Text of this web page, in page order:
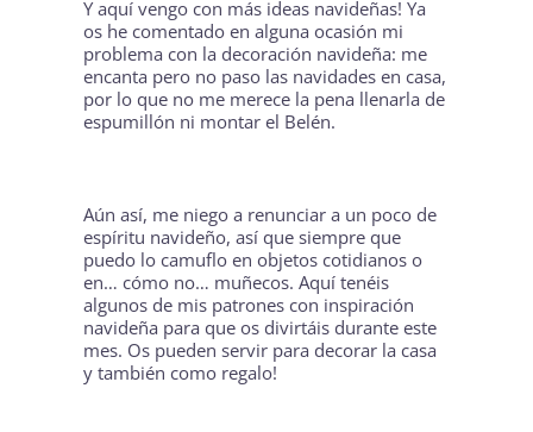
Y aquí vengo con más ideas navideñas! Ya
os he comentado en alguna ocasión mi
problema con la decoración navideña: me
encanta pero no paso las navidades en casa,
por lo que no me merece la pena llenarla de
espumillón ni montar el Belén.
Aún así, me niego a renunciar a un poco de
espíritu navideño, así que siempre que
puedo lo camuflo en objetos cotidianos o
en… cómo no… muñecos. Aquí tenéis
algunos de mis patrones con inspiración
navideña para que os divirtáis durante este
mes. Os pueden servir para decorar la casa
y también como regalo!